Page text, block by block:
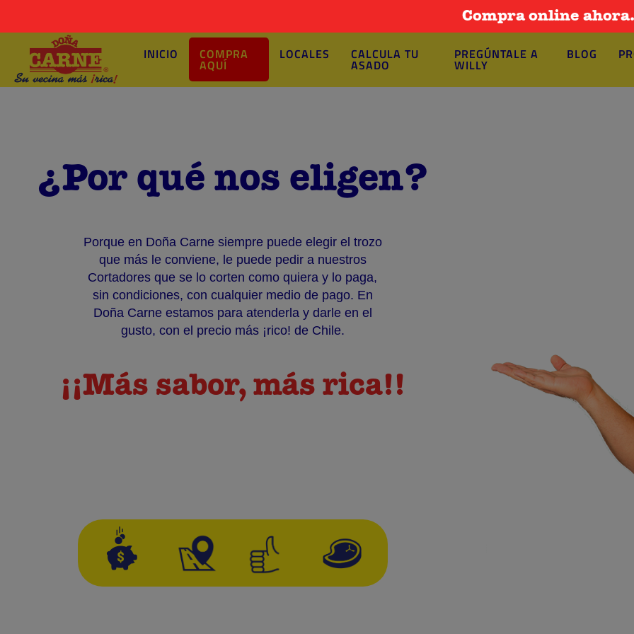
Compra online ahora.
INICIO COMPRA
AQUÍ
LOCALES CALCULA TU
ASADO
PREGÚNTALE A
WILLY
BLOG
¿Por qué nos eligen?
Porque en Doña Carne siempre puede elegir el trozo
que más le conviene, le puede pedir a nuestros
Cortadores que se lo corten como quiera y lo paga,
sin condiciones, con cualquier medio de pago. En
Doña Carne estamos para atenderla y darle en el
gusto, con el precio más ¡rico! de Chile.
¡¡Más sabor, más rica!!